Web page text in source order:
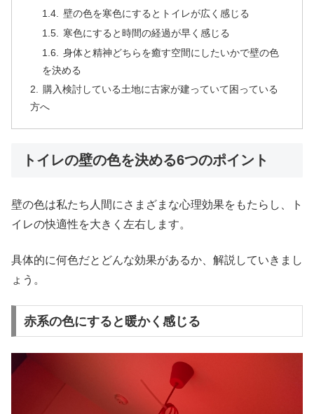
壁の色を寒色にするとトイレが広く感じる
寒色にすると時間の経過が早く感じる
身体と精神どちらを癒す空間にしたいかで壁の色
を決める
購入検討している土地に古家が建っていて困っている
方へ
トイレの壁の色を決める6つのポイント
壁の色は私たち人間にさまざまな心理効果をもたらし、ト
イレの快適性を大きく左右します。
具体的に何色だとどんな効果があるか、解説していきまし
ょう。
赤系の色にすると暖かく感じる